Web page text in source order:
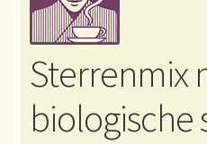
Bezahlung und Rabatte
Bienvenue dans notre
Bio-Zertifikate
Sterrenmix
biologische